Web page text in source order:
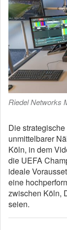
Riedel Networks
Die
unmittelbarer
Köln, in dem
die UEFA
ideale
eine
zwischen Köln,
seien.